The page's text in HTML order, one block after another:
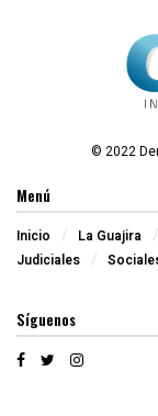
© 2022
Menú
Inicio La Guajira
Judiciales
Síguenos